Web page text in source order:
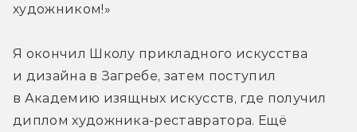
художником!»
Я окончил Школу прикладного искусства
и дизайна в Загребе, затем поступил
в Академию изящных искусств, где получил
диплом художника-реставратора. Ещё